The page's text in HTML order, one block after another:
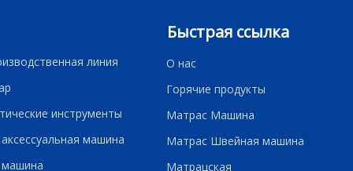
линия
инструменты
машина
машина
Быстрая ссылка
О нас
Горячие продукты
Матрас Машина
Матрас Швейная машина
Матрацская